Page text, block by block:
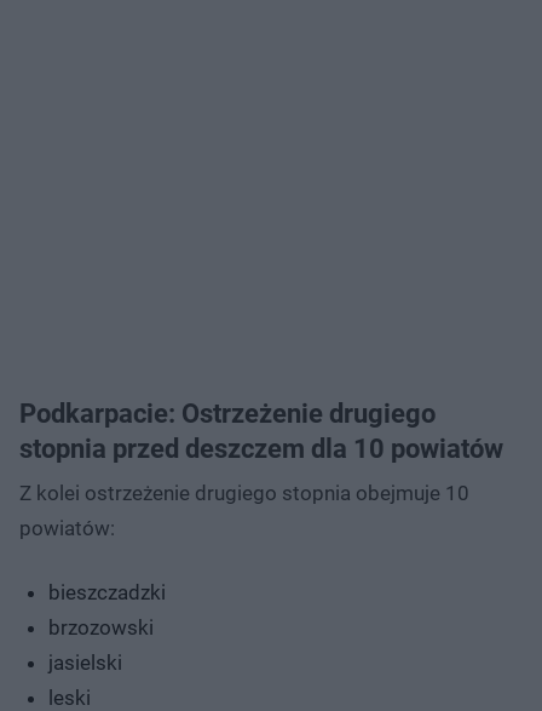
Podkarpacie: Ostrzeżenie drugiego
stopnia przed deszczem dla 10 powiatów
Z kolei ostrzeżenie drugiego stopnia obejmuje 10
powiatów:
bieszczadzki
brzozowski
jasielski
leski